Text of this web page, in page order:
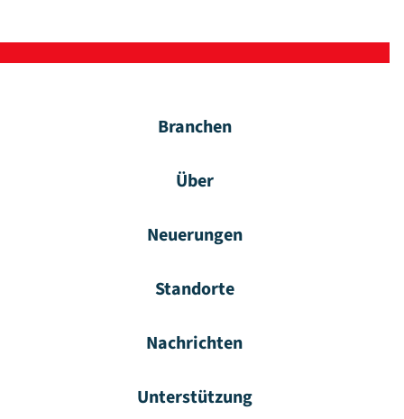
Branchen
Über
Neuerungen
Standorte
Nachrichten
Unterstützung